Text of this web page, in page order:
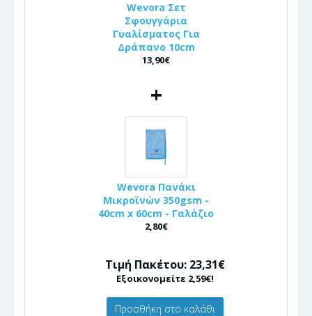
Wevora Σετ
Σφουγγάρια
Γυαλίσματος Για
Δράπανο 10cm
13,90€
+
Wevora Πανάκι
Μικροϊνών 350gsm -
40cm x 60cm - Γαλάζιο
2,80€
Τιμή Πακέτου: 23,31€
Εξοικονομείτε 2,59€!
Προσθήκη στο καλάθι